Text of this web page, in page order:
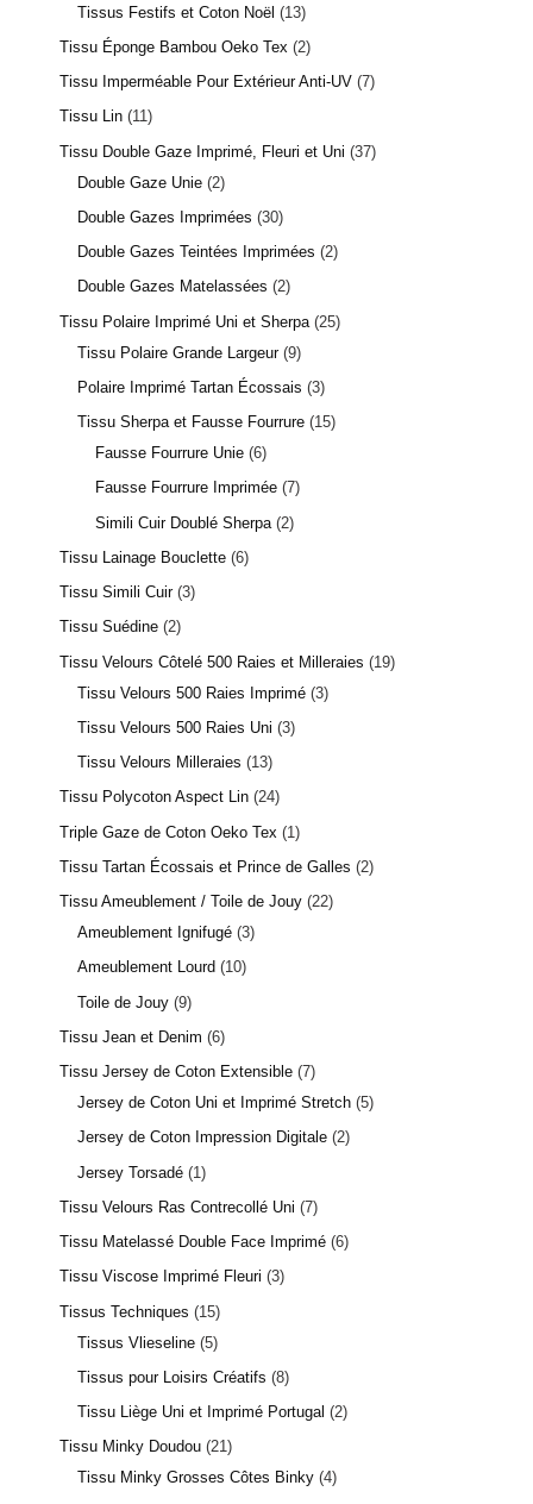
Tissus Festifs et Coton Noël
13
Tissu Éponge Bambou Oeko Tex
2
Tissu Imperméable Pour Extérieur Anti-UV 7
Tissu Lin 11
Tissu Double Gaze Imprimé, Fleuri et Uni 37
Double Gaze Unie 2
Double Gazes Imprimées 30
Double Gazes Teintées Imprimées 2
Double Gazes Matelassées 2
Tissu Polaire Imprimé Uni et Sherpa 25
Tissu Polaire Grande Largeur 9
Polaire Imprimé Tartan Écossais 3
Tissu Sherpa et Fausse Fourrure 15
Fausse Fourrure Unie 6
Fausse Fourrure Imprimée 7
Simili Cuir Doublé Sherpa 2
Tissu Lainage Bouclette 6
Tissu Simili Cuir 3
Tissu Suédine 2
Tissu Velours Côtelé 500 Raies et Milleraies
19
Tissu Velours 500 Raies Imprimé 3
Tissu Velours 500 Raies Uni 3
Tissu Velours Milleraies
13
Tissu Polycoton Aspect Lin 24
Triple Gaze de Coton Oeko Tex
1
Tissu Tartan Écossais et Prince de Galles
2
Tissu Ameublement / Toile de Jouy 22
Ameublement Ignifugé 3
Ameublement Lourd
10
Toile de Jouy 9
Tissu Jean et Denim 6
Tissu Jersey de Coton Extensible 7
Jersey de Coton Uni et Imprimé Stretch 5
Jersey de Coton Impression Digitale 2
Jersey Torsadé 1
Tissu Velours Ras Contrecollé Uni 7
Tissu Matelassé Double Face Imprimé 6
Tissu Viscose Imprimé Fleuri 3
Tissus Techniques
15
Tissus Vlieseline 5
Tissus pour Loisirs Créatifs 8
Tissu Liège Uni et Imprimé Portugal
2
Tissu Minky Doudou 21
Tissu Minky Grosses Côtes Binky 4